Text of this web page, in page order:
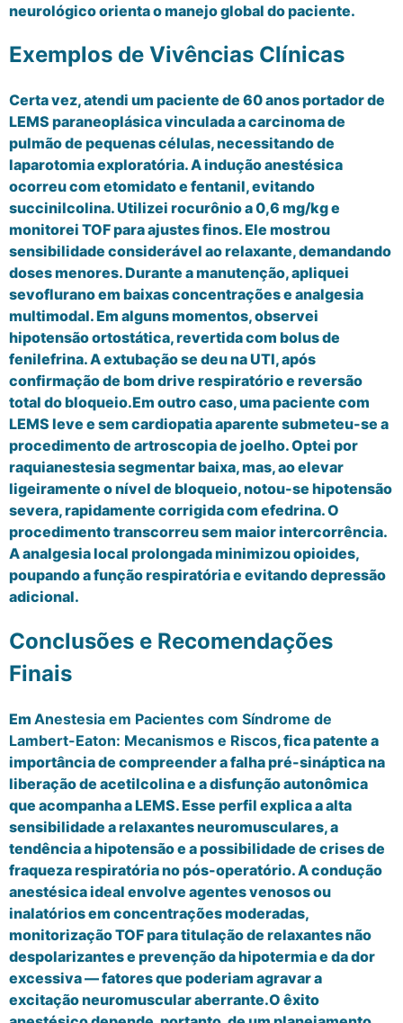
neurológico orienta o manejo global do paciente.
Exemplos de Vivências Clínicas
Certa vez, atendi um paciente de 60 anos portador de
LEMS paraneoplásica vinculada a carcinoma de
pulmão de pequenas células, necessitando de
laparotomia exploratória. A indução anestésica
ocorreu com etomidato e fentanil, evitando
succinilcolina. Utilizei rocurônio a 0,6 mg/kg e
monitorei TOF para ajustes finos. Ele mostrou
sensibilidade considerável ao relaxante, demandando
doses menores. Durante a manutenção, apliquei
sevoflurano em baixas concentrações e analgesia
multimodal. Em alguns momentos, observei
hipotensão ortostática, revertida com bolus de
fenilefrina. A extubação se deu na UTI, após
confirmação de bom drive respiratório e reversão
total do bloqueio.Em outro caso, uma paciente com
LEMS leve e sem cardiopatia aparente submeteu-se a
procedimento de artroscopia de joelho. Optei por
raquianestesia segmentar baixa, mas, ao elevar
ligeiramente o nível de bloqueio, notou-se hipotensão
severa, rapidamente corrigida com efedrina. O
procedimento transcorreu sem maior intercorrência.
A analgesia local prolongada minimizou opioides,
poupando a função respiratória e evitando depressão
adicional.
Conclusões e Recomendações
Finais
Em Anestesia em Pacientes com Síndrome de
Lambert-Eaton: Mecanismos e Riscos, fica patente a
importância de compreender a falha pré-sináptica na
liberação de acetilcolina e a disfunção autonômica
que acompanha a LEMS. Esse perfil explica a alta
sensibilidade a relaxantes neuromusculares, a
tendência a hipotensão e a possibilidade de crises de
fraqueza respiratória no pós-operatório. A condução
anestésica ideal envolve agentes venosos ou
inalatórios em concentrações moderadas,
monitorização TOF para titulação de relaxantes não
despolarizantes e prevenção da hipotermia e da dor
excessiva — fatores que poderiam agravar a
excitação neuromuscular aberrante.O êxito